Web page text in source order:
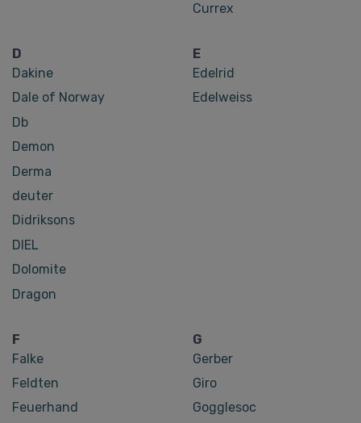
Currex
D
Dakine
Dale of Norway
Db
Demon
Derma
deuter
Didriksons
DIEL
Dolomite
Dragon
E
Edelrid
Edelweiss
F
Falke
Feldten
Feuerhand
G
Gerber
Giro
Gogglesoc